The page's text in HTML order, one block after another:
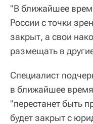
"В ближайшее
России с точки
закрыт, а свои
размещать в
Специалист
в ближайшее
"перестанет быть
будет закрыт с